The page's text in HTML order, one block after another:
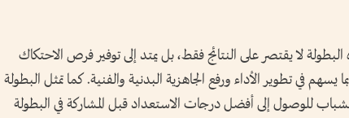
لا يقتصر على النتائج فقط، بل يمتد إلى توفير فرص الاحتكاك
يسهم في تطوير الأداء ورفع الجاهزية البدنية والفنية. كما تمثل البطولة
للوصول إلى أفضل درجات الاستعداد قبل المشاركة في البطولة